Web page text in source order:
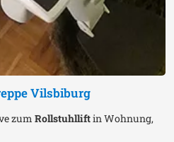
Vilsbiburg
zum Rollstuhlliftin Wohnung,